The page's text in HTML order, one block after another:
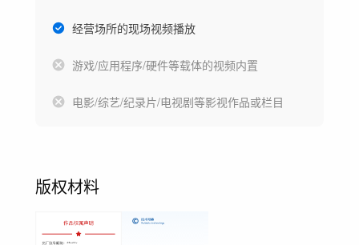
经营场所的现场视频播放
游戏/应用程序/硬件等载体的视频内置
电影/综艺/纪录片/电视剧等影视作品或栏目
版权材料